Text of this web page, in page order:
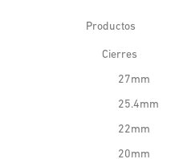
Productos
Cierres
27mm
25.4mm
22mm
20mm